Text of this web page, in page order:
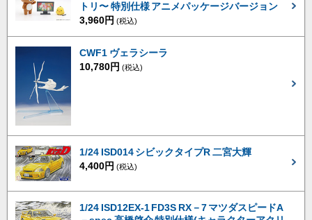
トリ〜 特別仕様 アニメパッケージバージョン
3,960円 (税込)
CWF1 ヴェラシーラ
10,780円 (税込)
1/24 ISD014 シビックタイプR 二宮大輝
4,400円 (税込)
1/24 ISD12EX-1 FD3S RX－7 マツダスピードA